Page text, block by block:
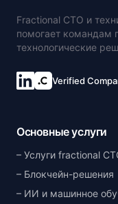
Fractional CTO и
помогает командам
технологические
Verified
Основные услуги
Услуги fractional
Блокчейн-решения
ИИ и машинное